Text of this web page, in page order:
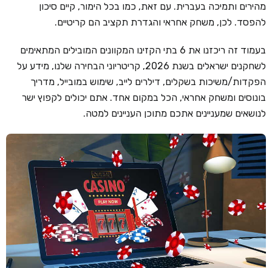
מהירים ותמיכה בעברית. עם זאת, כמו בכל הימור, קיים סיכון
להפסד. לכן, משחק אחראי והגדרת תקציב הם קריטיים.
בעמוד זה ריכזנו את 6 בתי הקזינו המקוונים המובילים המתאימים
לשחקנים ישראלים בשנת 2026, קריטריוני הבחירה שלנו, מידע על
הפקדות/משיכות בשקלים, דילרים לייב, שימוש במובייל, מדריך
בונוסים ומשחק אחראי, הכל במקום אחד. אתם יכולים לקפוץ ישר
לנושאים שמעניינים אתכם מתוכן העניינים למטה.